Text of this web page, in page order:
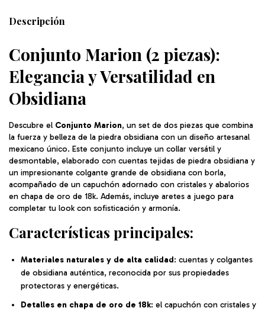
Descripción
Conjunto Marion (2 piezas):
Elegancia y Versatilidad en
Obsidiana
Descubre el Conjunto Marion, un set de dos piezas que combina
la fuerza y belleza de la piedra obsidiana con un diseño artesanal
mexicano único. Este conjunto incluye un collar versátil y
desmontable, elaborado con cuentas tejidas de piedra obsidiana y
un impresionante colgante grande de obsidiana con borla,
acompañado de un capuchón adornado con cristales y abalorios
en chapa de oro de 18k. Además, incluye aretes a juego para
completar tu look con sofisticación y armonía.
Características principales:
Materiales naturales y de alta calidad: cuentas y colgantes
de obsidiana auténtica, reconocida por sus propiedades
protectoras y energéticas.
Detalles en chapa de oro de 18k: el capuchón con cristales y